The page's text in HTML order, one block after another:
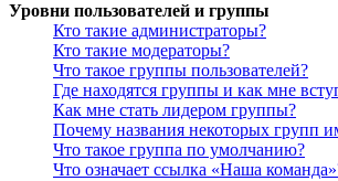
Уровни пользователей и группы
Кто такие администраторы?
Кто такие модераторы?
Что такое группы пользователей?
Где находятся группы и как мне
Как мне стать лидером группы?
Почему названия некоторых групп
Что такое группа по умолчанию?
Что означает ссылка «Наша